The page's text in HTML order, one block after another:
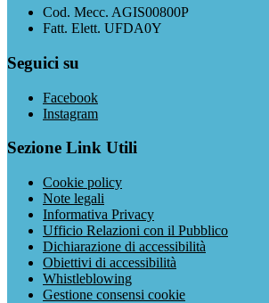
Cod. Mecc. AGIS00800P
Fatt. Elett. UFDA0Y
Seguici su
Facebook
Instagram
Sezione Link Utili
Cookie policy
Note legali
Informativa Privacy
Ufficio Relazioni con il Pubblico
Dichiarazione di accessibilità
Obiettivi di accessibilità
Whistleblowing
Gestione consensi cookie